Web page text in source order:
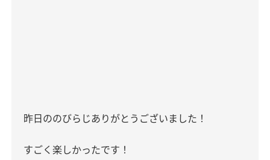
昨日ののびらじありがとうございました！
すごく楽しかったです！